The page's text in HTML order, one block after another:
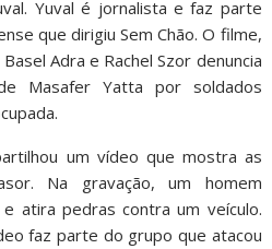
Yuval é jornalista e faz parte
que dirigiu Sem Chão. O filme,
Adra e Rachel Szor denuncia
Masafer Yatta por soldados
um vídeo que mostra as
Na gravação, um homem
atira pedras contra um veículo.
faz parte do grupo que atacou